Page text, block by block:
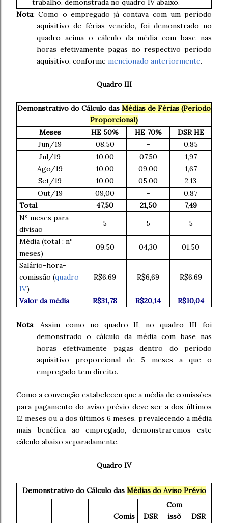
trabalho, demonstrada no quadro IV abaixo.
Nota: Como o empregado já contava com um período
aquisitivo de férias vencido, foi demonstrado no
quadro acima o cálculo da média com base nas
horas efetivamente pagas no respectivo período
aquisitivo, conforme mencionado anteriormente.
Quadro III
Demonstrativo do Cálculo das Médias de Férias (Período
Proporcional)
Meses
HE 50% HE 70%
DSR HE
Jun/19
08,50 -
0,85
Jul/19
10,00 07,50
1,97
Ago/19
10,00 09,00
1,67
Set/19
10,00 05,00
2,13
Out/19
09,00 -
0,87
Total
47,50 21,50
7,49
Nº meses para
divisão
5 5
5
Média (total : nº
meses)
09,50 04,30
01,50
Salário-hora-
comissão (quadro
IV)
R$6,69 R$6,69 R$6,69
Valor da média R$31,78 R$20,14 R$10,04
Nota: Assim como no quadro II, no quadro III foi
demonstrado o cálculo da média com base nas
horas efetivamente pagas dentro do período
aquisitivo proporcional de 5 meses a que o
empregado tem direito.
Como a convenção estabeleceu que a média de comissões
para pagamento do aviso prévio deve ser a dos últimos
12 meses ou a dos últimos 6 meses, prevalecendo a média
mais benéfica ao empregado, demonstraremos este
cálculo abaixo separadamente.
Quadro IV
Demonstrativo do Cálculo das Médias do Aviso Prévio
Comis
DSR
Com
issõ
DSR